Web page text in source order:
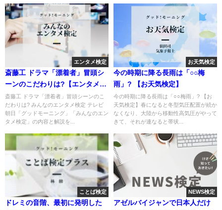
エンタメ検定
斎藤工 ドラマ「漂着者」冒頭シ
ーンのこだわりは?【エンタメ検
定】
斎藤工 ドラマ「漂着者」冒頭シーンのこ
だわりは? みんなのエンタメ検定 テレビ
朝日「グッドモーニング」「みんなのエン
タメ検定」の内容と解説を...
お天気検定
今の時期に降る長雨は「○○梅
雨」? 【お天気検定】
今の時期に降る長雨は「○○梅雨」? 【お
天気検定】春になると冬型気圧配置が続か
なくなり、大陸から移動性高気圧がやって
きて、それが連なると帯状...
ことば検定
ドレミの音階、最初に発明した
NEWS検定
アゼルバイジャンで日本人だけ